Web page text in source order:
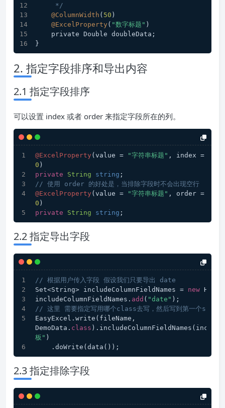
     */
@ColumnWidth ( 50 )
@ExcelProperty ( "数字标题" )
    private Double doubleData;
}
2. 指定字段排序和导出内容
2.1 指定字段排序
可以设置 index 或者 order 来指定字段所在的列。
@ExcelProperty (value = "字符串标题"
0 )
private
String string ;
// 使用 order 的好处是，当排除字段时不会出现空行
@ExcelProperty (value = "字符串标题"
0 )
private
String string ;
2.2 指定导出字段
// 根据用户传入字段 假设我们只要导出 date
Set<String> includeColumnFieldNames = new
includeColumnFieldNames. add ( "date" );
// 这里 需要指定写用哪个class去写，然后写到第一个sheet
EasyExcel.write(fileName,
DemoData. class
板" )
    .doWrite(data());
2.3 指定排除字段